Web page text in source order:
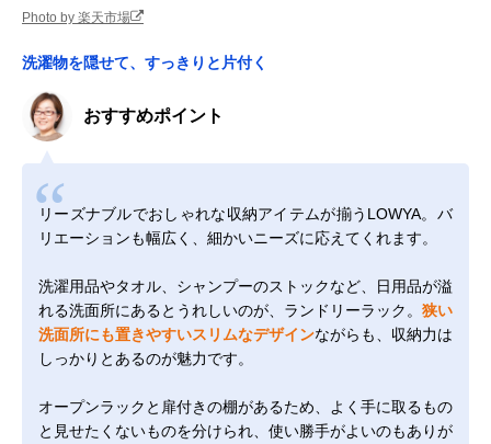
Photo by 楽天市場
洗濯物を隠せて、すっきりと片付く
おすすめポイント
リーズナブルでおしゃれな収納アイテムが揃うLOWYA。バ
リエーションも幅広く、細かいニーズに応えてくれます。
洗濯用品やタオル、シャンプーのストックなど、日用品が溢
れる洗面所にあるとうれしいのが、ランドリーラック。 狭い
洗面所にも置きやすいスリムなデザインながらも、収納力は
しっかりとあるのが魅力です。
オープンラックと扉付きの棚があるため、よく手に取るもの
と見せたくないものを分けられ、使い勝手がよいのもありが